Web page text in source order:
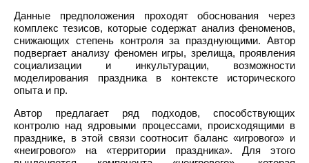
Данные предположения проходят обоснования через
комплекс тезисов, которые содержат анализ феноменов,
снижающих степень контроля за празднующими. Автор
подвергает анализу феномен игры, зрелища, проявления
социализации и инкультурации, возможности
моделирования праздника в контексте исторического
опыта и пр.
Автор предлагает ряд подходов, способствующих
контролю над ядровыми процессами, происходящими в
празднике, в этой связи соотносит баланс «игрового» и
«неигрового» на «территории праздника». Для этого